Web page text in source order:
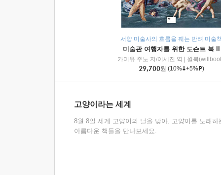
서양 미술사의 흐름을 꿰는 반려 미술
미술관 여행자를 위한 도슨트 북 II
카미유 주노 저/이세진 역
윌북
29,700원 (10% +5% )
고양이라는 세계
8월 8일 세계 고양이의 날을 맞아, 고양이를 노래하
아름다운 책들을 만나보세요.